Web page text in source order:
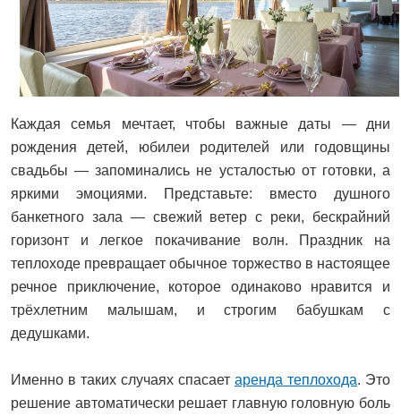
Каждая семья мечтает, чтобы важные даты — дни
рождения детей, юбилеи родителей или годовщины
свадьбы — запоминались не усталостью от готовки, а
яркими эмоциями. Представьте: вместо душного
банкетного зала — свежий ветер с реки, бескрайний
горизонт и легкое покачивание волн. Праздник на
теплоходе превращает обычное торжество в настоящее
речное приключение, которое одинаково нравится и
трёхлетним малышам, и строгим бабушкам с
дедушками.
Именно в таких случаях спасает аренда теплохода. Это
решение автоматически решает главную головную боль